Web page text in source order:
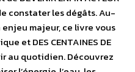
constater les dégâts. Au-
majeur, ce livre vous
et DES CENTAINES DE
au quotidien. Découvrez